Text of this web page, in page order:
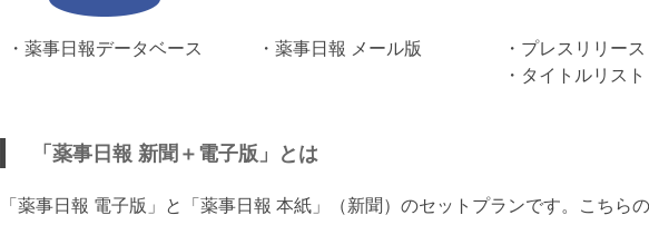
・薬事日報データベース ・薬事日報 メール版
・プレスリリース
・タイトルリスト
「薬事日報 新聞＋電子版」とは
「薬事日報 電子版」と「薬事日報 本紙」（新聞）のセットプランです。こちら